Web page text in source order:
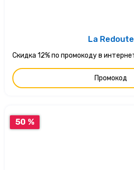
La Redoute
Промокод
50 %